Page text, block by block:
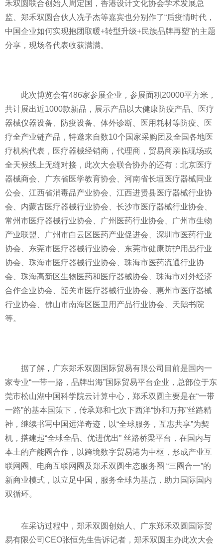
禾双圆联合创始人周定国，香港设计文化协会学术发展总
监、郑禾双圆合伙人冼子杰等嘉宾也分别作了“后疫情时代，
中国企业如何实现抱团取暖+转型升级+民族品牌再塑”的主题
分享，现场各代表收获满满。
此次博览会有486家参展企业，参展面积20000平方米，
共计展出近1000款新品，展示产品以大健康防疫产品、医疗
器械仪器设备、防疫设备、体外诊断、医用耗材等防疫、医
疗全产业链产品，特邀来自数10个国家采购团及全国各地医
疗机构代表，医疗器械经销商，代理商，贸易商亲临现场或
全天候线上无缝对接，此次大会联合协办的还有：北京医疗
器械商会、广东省医学教育协会、河南省长垣医疗器械同业
公会、江西省消毒品产业协会、江西进贤县医疗器械行业协
会、内蒙古医疗器械行业协会、长沙市医疗器械行业协会、
常州市医疗器械行业协会、广州医药行业协会、广州市生物
产业联盟、广州市白云区医药产业促进会、深圳市医药行业
协会、东莞市医疗器械行业协会、东莞市健康防护用品行业
协会、珠海市医疗器械行业协会、珠海市医药流通行业协
会、珠海高新区生物医药和医疗器械协会、珠海市对外经济
合作企业协会、韶关市医疗器械行业协会、惠州市医疗器械
行业协会、佛山市南海区医卫用产品行业协会、天鹅书院
等。
据了解 ， 广东郑禾双圆国际贸易有限公司目前是国内一
家专业“一带一路 ，品牌出海”国际贸易平台企业，总部位于东
莞市松山湖中国科学院云计算中心，郑禾双圆主要是在“一带
一路”的基本国策下，传承郑和七次下西洋“协和万邦”丝路精
神 ，继续书写中国远洋奇迹，以“全球服务，互惠共享”为契
机，搭建起“全球全品、优进优出” 丝路桥梁平台，在国内与
本土的产能圈合作，以跨境数字贸易港为中枢，形成产业互
联网圈、电商互联网圈及郑禾双圆生态服务圈 “三圈合一”的
新商业模式，以立足中国，服务全球为基点，助力国际国内
双循环。
在采访过程中，郑禾双圆创始人、广东郑禾双圆国际贸
易有限公司CEO张恒先生告诉记者，郑禾双圆主办此次大会